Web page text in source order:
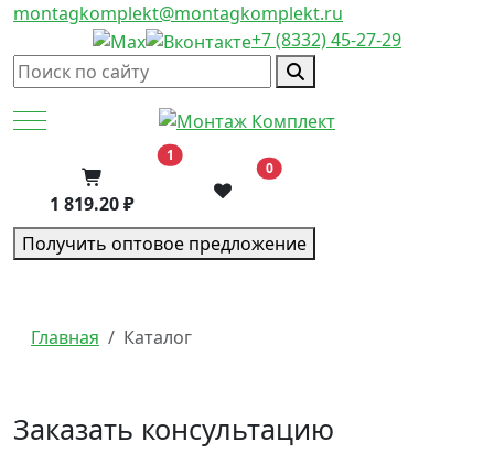
montagkomplekt@montagkomplekt.ru
+7 (8332) 45-27-29
Mobile Menu Toggle
1 В корзину
1 819.20 ₽
0
Получить оптовое предложение
Главная Каталог
Заказать консультацию